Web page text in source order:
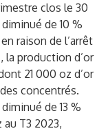
clos le 30
de 10 %
raison de l’arrêt
la production d’or
21 000 oz d’or
concentrés.
de 13 %
T3 2023,